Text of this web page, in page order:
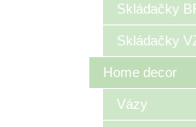
Skládačky
Skládačky
Home decor
Vázy